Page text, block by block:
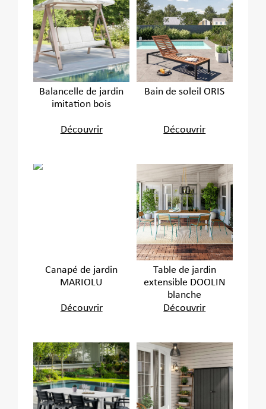
Balancelle de jardin
imitation bois
Découvrir
Bain de soleil ORIS
Découvrir
Canapé de jardin
MARIOLU
Découvrir
Table de jardin
extensible DOOLIN
blanche
Découvrir